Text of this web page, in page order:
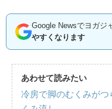
Google Newsでヨガジ
やすくなります
あわせて読みたい
冷房で脚のむくみが